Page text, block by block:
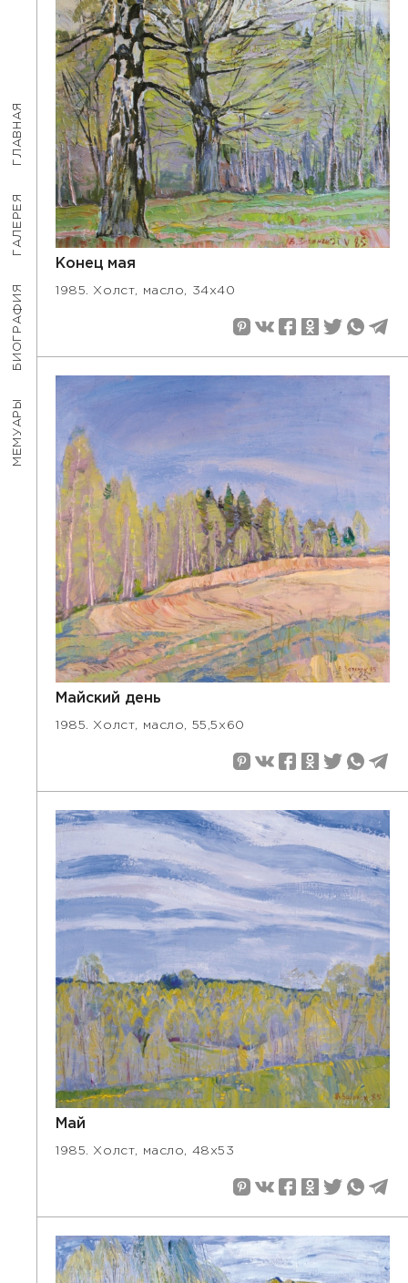
МЕМУАРЫ
БИОГРАФИЯ
ГАЛЕРЕЯ
ГЛАВНАЯ
Конец мая
1985. Холст, масло, 34х40
Майский день
1985. Холст, масло, 55,5x60
Май
1985. Холст, масло, 48х53